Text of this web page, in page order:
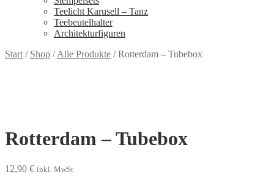
Teelicht Karusell – Tanz
Teebeutelhalter
Architekturfiguren
Start / Shop /Alle Produkte /Rotterdam – Tubebox
Rotterdam – Tubebox
12,90 € inkl. MwSt